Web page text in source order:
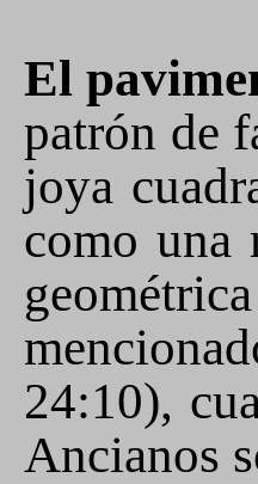
El
patrón de
joya
como una
24:10),
Ancianos